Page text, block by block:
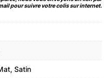
pour suivre votre colis sur internet.
Satin